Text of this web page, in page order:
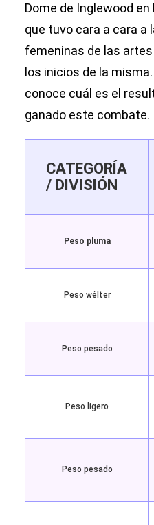
Dome de Inglewood
que tuvo cara a cara
femeninas de las
los inicios de la
conoce cuál es el
ganado este combate.
CATEGORÍA
/ DIVISIÓN
Peso pluma
Peso wélter
Peso pesado
Peso ligero
Peso pesado